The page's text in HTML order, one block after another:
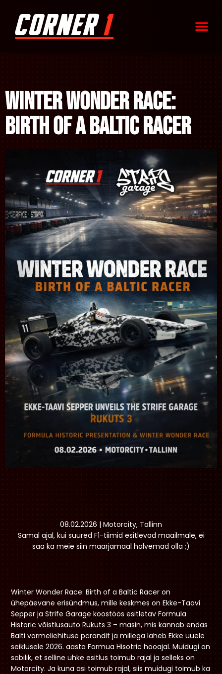
Winter Wonder Race:
Birth of a Baltic Racer
08.02.2026 | Motorcity, Tallinn
Samal ajal, kui suured F1-tiimid esitlevad maailmale, ei
saa ka meie siin maarjamaal halvemad olla ;)
Winter Wonder Race: Birth of a Baltic Racer on
ühepäevane erisündmus, mille keskmes on Ekke-Taavi
Sepper ja Strife Garage koostöös esitletav Formula
Historic võistlusauto Rukuts 3 – masin, mis kannab endas
Balti vormeliehituse pärandit ja millega läheb Ekke uuele
seiklusele 2026. aasta Formua Hisotric hooajal. Muidugi on
sobilik, et selline uhke esitlus toimub rajal ja selleks on
Motorcity. Ja kuna asi toimub rajal, siis muidugi toimub ka